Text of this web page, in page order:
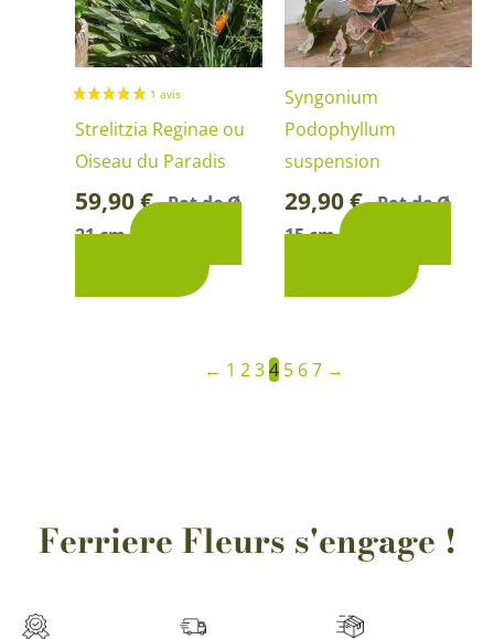
Strelitzia Reginae ou
Oiseau du Paradis
59,90€-Pot de Ø
21 cm
Syngonium
Podophyllum
suspension
29,90€-Pot de Ø
15 cm
← 1 2 3 4 5 6 7 →
Ferriere Fleurs s'engage !